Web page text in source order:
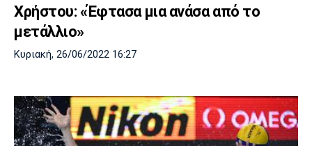
Χρήστου: «Έφτασα μια ανάσα από το
μετάλλιο»
Κυριακή, 26/06/2022 16:27